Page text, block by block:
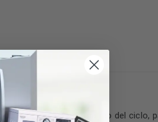
y ajuste automático del ciclo,